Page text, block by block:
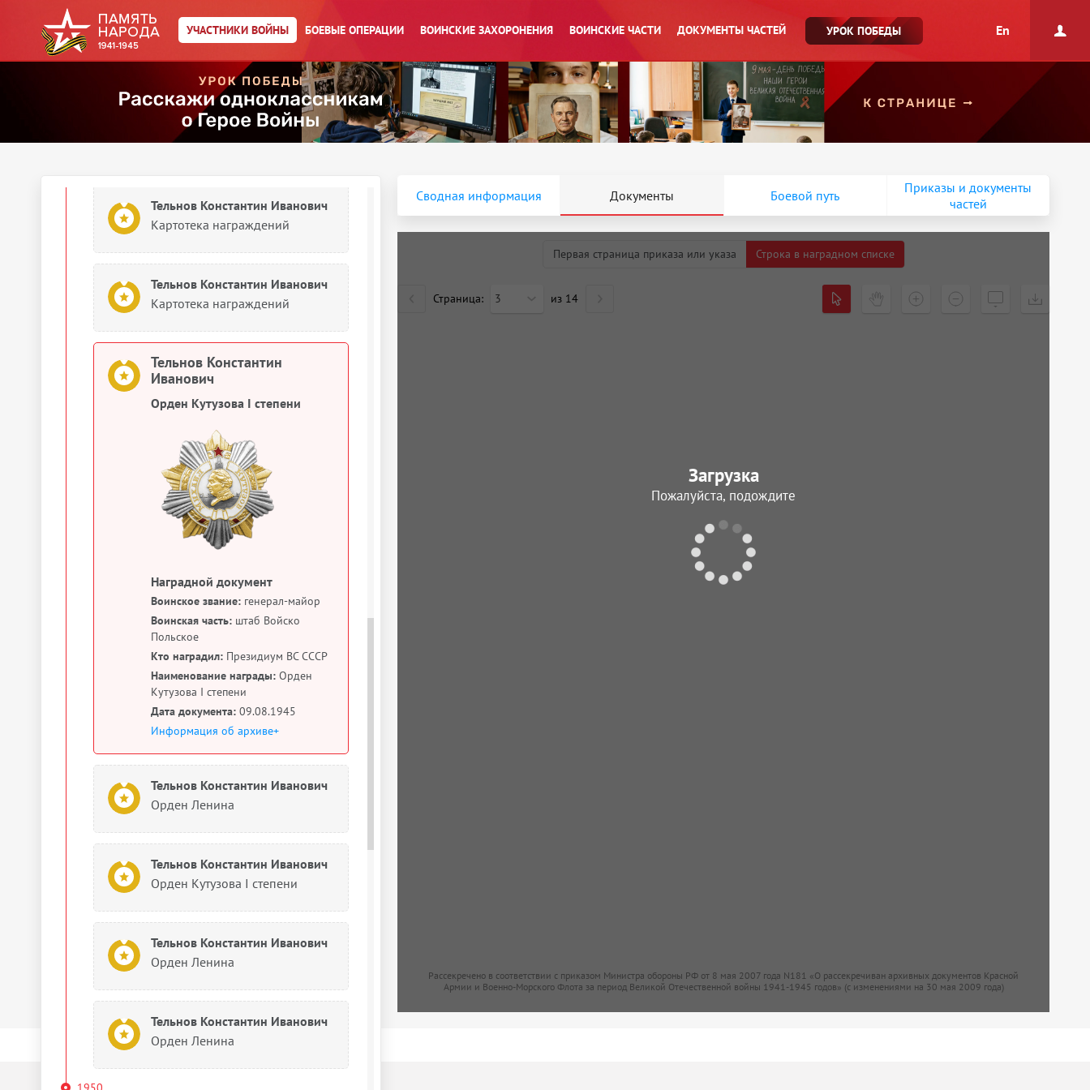
УЧАСТНИКИ ВОЙНЫ БОЕВЫЕ ОПЕРАЦИИ ВОИНСКИЕ ЗАХОРОНЕНИЯ ВОИНСКИЕ ЧАСТИ ДОКУМЕНТЫ ЧАСТЕЙ УРОК ПОБЕДЫ En
Тельнов Константин Иванович
Орден Красного Знамени
Тельнов Константин Иванович
Картотека награждений
Тельнов Константин Иванович
Картотека награждений
Тельнов Константин
Иванович
Орден Кутузова I степени
Наградной документ
Воинское звание: генерал-майор
Воинская часть: штаб Войско
Польское
Кто наградил: Президиум ВС СССР
Наименование награды: Орден
Кутузова I степени
Дата документа: 09.08.1945
Информация об архиве+
Тельнов Константин Иванович
Орден Ленина
Тельнов Константин Иванович
Орден Кутузова I степени
Тельнов Константин Иванович
Орден Ленина
Тельнов Константин Иванович
Орден Ленина
Сводная информация Документы Боевой путь
Приказы и документы
частей
Первая страница приказа или указа Строка в наградном списке
Страница: 3 из 14
Рассекречено в соответствии с приказом Министра обороны РФ от 8 мая 2007 года N181 «О рассекречиван архивных документов Красной
Армии и Военно-Морского Флота за период Великой Отечественной войны 1941-1945 годов» (с изменениями на 30 мая 2009 года)
Загрузка
Пожалуйста, подождите